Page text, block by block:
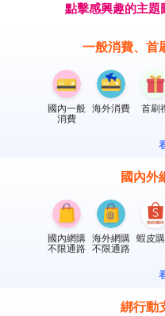
點擊感興趣的主題
一般消費、首
國內一般
消費
海外消費 首刷
國內外
國內網購
不限通路
海外網購
不限通路
蝦皮
綁行動